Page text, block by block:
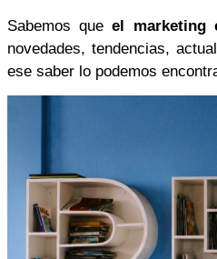
Sabemos queel marketing
novedades, tendencias,
ese saber lo podemos